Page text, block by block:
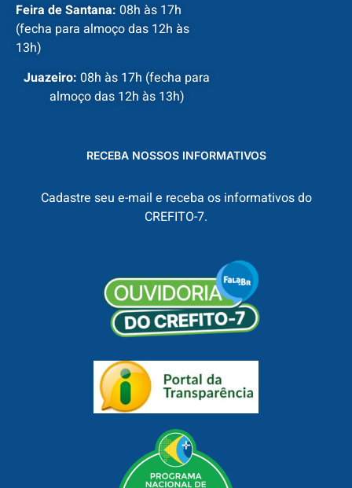
Feira de Santana: 08h às 17h
(fecha para almoço das 12h às
13h)
Juazeiro: 08h às 17h (fecha para
almoço das 12h às 13h)
RECEBA NOSSOS INFORMATIVOS
Cadastre seu e-mail e receba os informativos do
CREFITO-7.